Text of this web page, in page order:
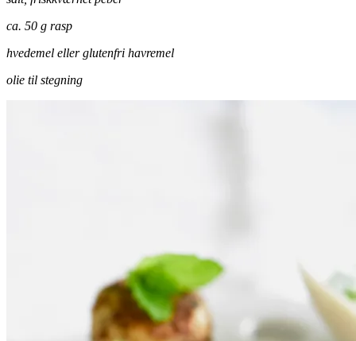
ca. 50 g rasp
hvedemel eller glutenfri havremel
olie til stegning